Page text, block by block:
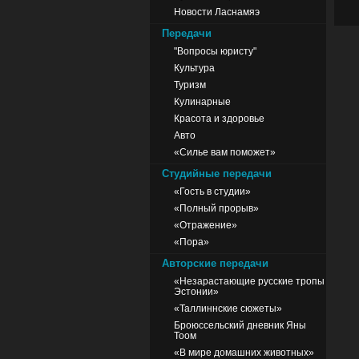
Новости Ласнамяэ
Передачи
"Вопросы юристу"
Культура
Туризм
Кулинарные
Красота и здоровье
Авто
«Силье вам поможет»
Студийные передачи
«Гость в студии»
«Полный прорыв»
«Отражение»
«Пора»
Авторские передачи
«Незарастающие русские тропы
Эстонии»
«Таллиннские сюжеты»
Броюссельский дневник Яны
Тоом
«В мире домашних животных»